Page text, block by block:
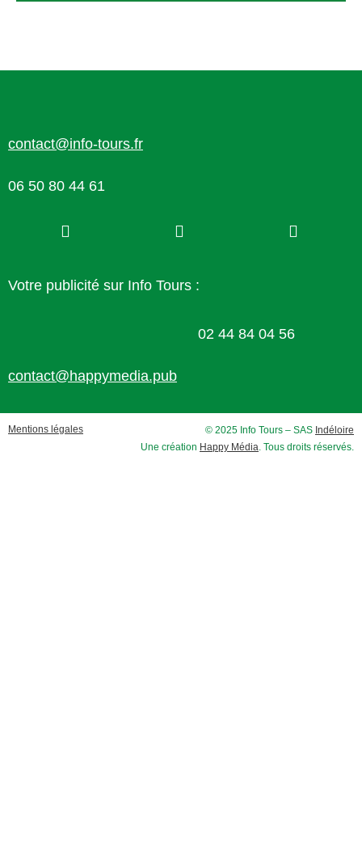
contact@info-tours.fr
06 50 80 44 61
Votre publicité sur Info Tours :
02 44 84 04 56
contact@happymedia.pub
Mentions légales © 2025 Info Tours – SAS Indéloire
Une création Happy Média . Tous droits réservés.